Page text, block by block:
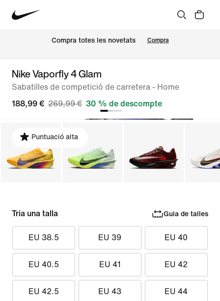
Compra totes les novetats Compra
Nike Vaporfly 4 Glam
Sabatilles de competició de carretera - Home
188,99 € 269,99 € 30 % de descompte
Puntuació alta
Tria una talla Guia de talles
EU 38.5 EU 39 EU 40
EU 40.5 EU 41 EU 42
EU 42.5 EU 43 EU 44